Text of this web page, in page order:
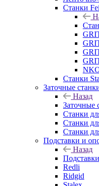
Станки
Станки
Заточные
Назад
Заточные
Станки
Станки
Станки
Подставки и
Назад
Redli
Ridgid